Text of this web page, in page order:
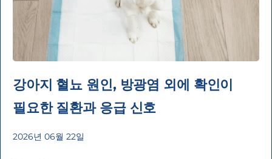
강아지 혈뇨 원인, 방광염 외에 확인이
필요한 질환과 응급 신호
2026년 06월 22일